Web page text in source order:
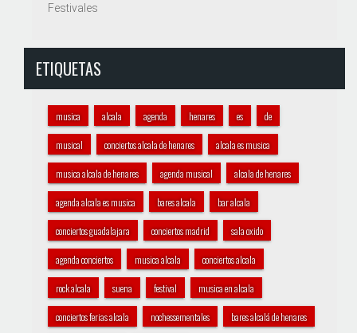
Festivales
ETIQUETAS
musica alcala agenda henares es de
musical conciertos alcala de henares alcala es musica
musica alcala de henares agenda musical alcala de henares
agenda alcala es musica bares alcala bar alcala
conciertos guadalajara conciertos madrid sala oxido
agenda conciertos musica alcala conciertos alcala
rock alcala suena festival musica en alcala
conciertos ferias alcala nochessementales bares alcalá de henares